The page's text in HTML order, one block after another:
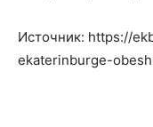
Источник: https://
ekaterinburge-